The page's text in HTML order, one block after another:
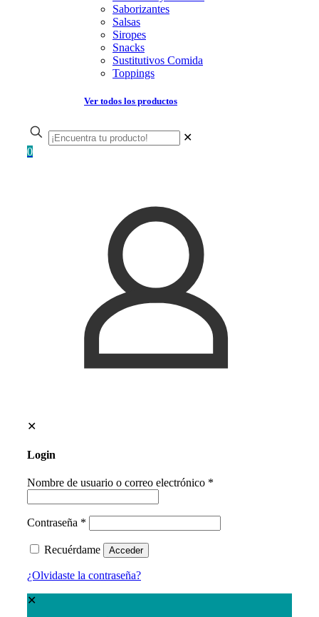
Saborizantes
Salsas
Siropes
Snacks
Sustitutivos Comida
Toppings
Ver todos los productos
✕
0
✕
Login
Nombre de usuario o correo electrónico *
Contraseña *
Recuérdame Acceder
¿Olvidaste la contraseña?
✕